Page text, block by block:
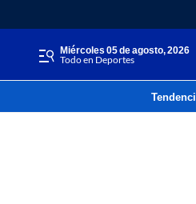
miércoles 05 de agosto, 2026
Todo en Deportes